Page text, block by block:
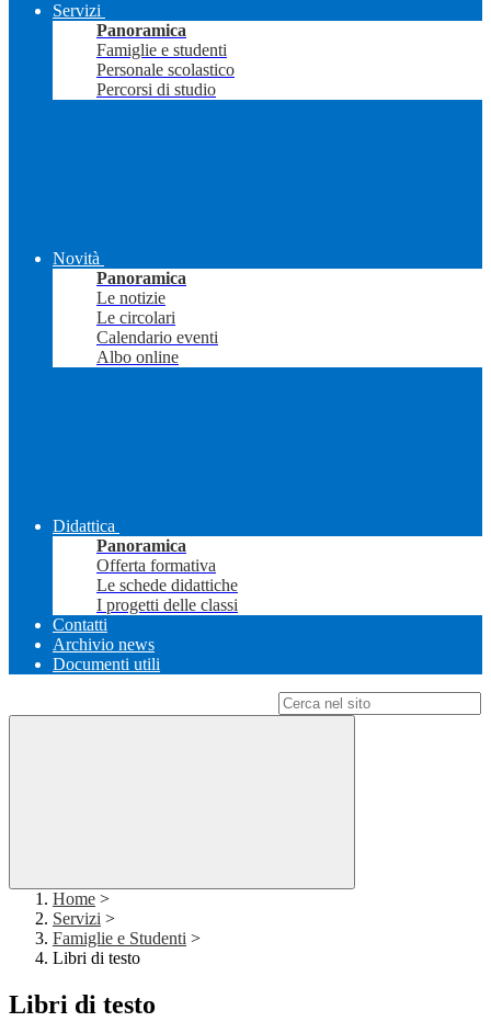
Servizi
Panoramica
Famiglie e studenti
Personale scolastico
Percorsi di studio
Novità
Panoramica
Le notizie
Le circolari
Calendario eventi
Albo online
Didattica
Panoramica
Offerta formativa
Le schede didattiche
I progetti delle classi
Contatti
Archivio news
Documenti utili
Home >
Servizi >
Famiglie e Studenti >
Libri di testo
Libri di testo